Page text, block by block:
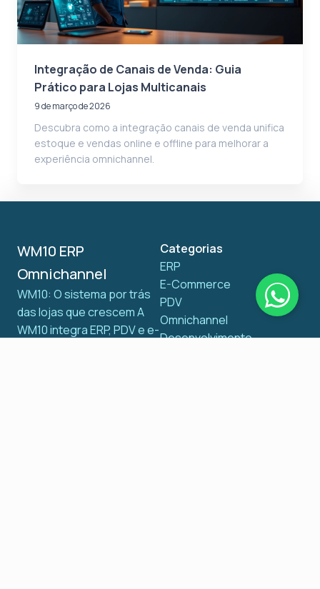
Integração de Canais de Venda: Guia
Prático para Lojas Multicanais
9 de março de 2026
Descubra como a integração canais de venda unifica
estoque e vendas online e offline para melhorar a
experiência omnichannel.
WM10 ERP
Omnichannel
WM10: O sistema por trás
das lojas que crescem A
WM10 integra ERP, PDV e e-
Categorias
ERP
E-Commerce
PDV
Omnichannel
Desenvolvimento